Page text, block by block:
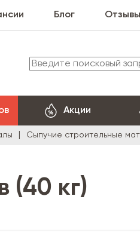
Блог Отзывы
Акции
Сыпучие строительные
(40 кг)